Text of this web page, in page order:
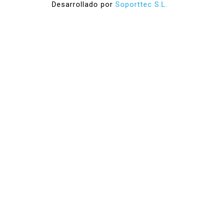
Desarrollado por Soporttec S.L.